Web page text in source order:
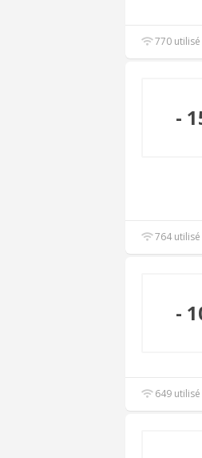
770 utilisé
-
764 utilisé
-
649 utilisé